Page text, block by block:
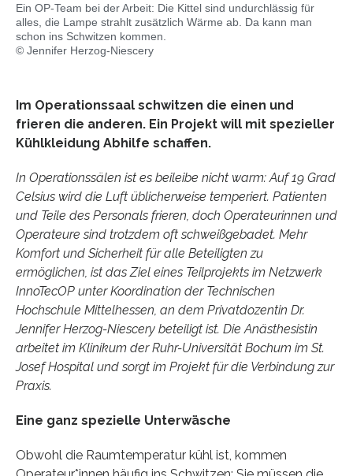
Ein OP-Team bei der Arbeit: Die Kittel sind undurchlässig für
alles, die Lampe strahlt zusätzlich Wärme ab. Da kann man
schon ins Schwitzen kommen.
© Jennifer Herzog-Niescery
Im Operationssaal schwitzen die einen und
frieren die anderen. Ein Projekt will mit spezieller
Kühlkleidung Abhilfe schaffen.
In Operationssälen ist es beileibe nicht warm: Auf 19 Grad
Celsius wird die Luft üblicherweise temperiert. Patienten
und Teile des Personals frieren, doch Operateurinnen und
Operateure sind trotzdem oft schweißgebadet. Mehr
Komfort und Sicherheit für alle Beteiligten zu
ermöglichen, ist das Ziel eines Teilprojekts im Netzwerk
InnoTecOP unter Koordination der Technischen
Hochschule Mittelhessen, an dem Privatdozentin Dr.
Jennifer Herzog-Niescery beteiligt ist. Die Anästhesistin
arbeitet im Klinikum der Ruhr-Universität Bochum im St.
Josef Hospital und sorgt im Projekt für die Verbindung zur
Praxis.
Eine ganz spezielle Unterwäsche
Obwohl die Raumtemperatur kühl ist, kommen